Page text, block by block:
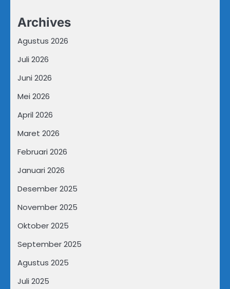
Archives
Agustus 2026
Juli 2026
Juni 2026
Mei 2026
April 2026
Maret 2026
Februari 2026
Januari 2026
Desember 2025
November 2025
Oktober 2025
September 2025
Agustus 2025
Juli 2025